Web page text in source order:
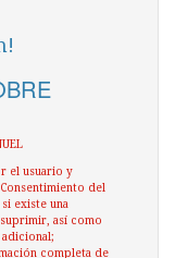
el usuario y
del
existe una
así como
completa de